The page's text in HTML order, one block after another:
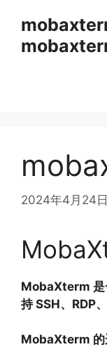
2024年4月24日
MobaXterm 是
持 SSH、RDP
MobaXterm 的